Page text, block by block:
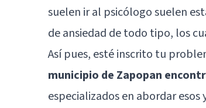
suelen ir al psicólogo suelen
de ansiedad de todo tipo, los
Así pues, esté inscrito tu
municipio de Zapopan
especializados en abordar